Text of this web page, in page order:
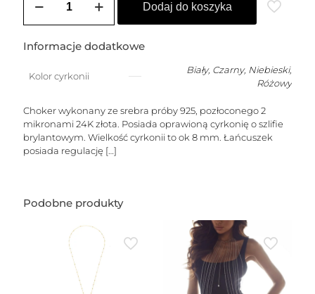
Choker
(8
Dodaj do koszyka
Informacje dodatkowe
Kolor cyrkonii
Biały, Czarny, Niebieski,
Różowy
Choker wykonany ze srebra próby 925, pozłoconego 2
mikronami 24K złota. Posiada oprawioną cyrkonię o szlifie
brylantowym. Wielkość cyrkonii to ok 8 mm. Łańcuszek
posiada regulację […]
Podobne produkty